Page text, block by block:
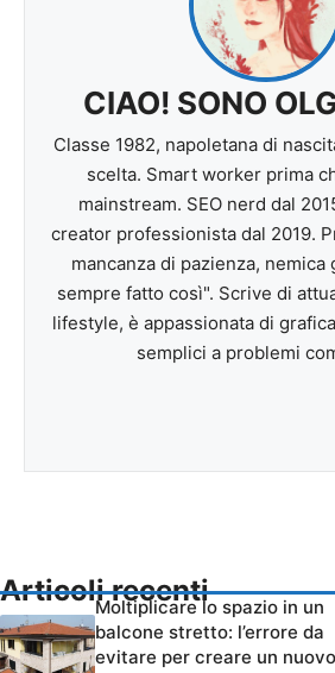
CIAO! SONO
Classe 1982, napoletana di
scelta. Smart worker prima
mainstream. SEO nerd dal
creator professionista dal 2019.
mancanza di pazienza, nemica
sempre fatto così". Scrive di
lifestyle, è appassionata di
semplici a problemi
Articoli recenti
Moltiplicare lo spazio in un
balcone stretto: l’errore da
evitare per creare un nuovo